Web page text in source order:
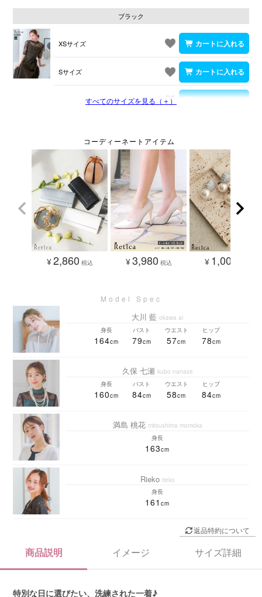
ブラック
XSサイズ
Sサイズ
すべてのサイズを見る（＋）
¥2,860 税込 ¥3,980 税込 ¥ 1,000
大川 藍 okawa ai
身長
164
バスト
79
ウエスト
57
ヒップ
78
久保 七瀬 kubo nanase
身長
160
バスト
84
ウエスト
58
ヒップ
84
満島 桃花 mitsushima momoka
身長
163
Rieko rieko
身長
161
返品特約について
商品説明 イメージ サイズ詳細
特別な日に選びたい、洗練された一着♪